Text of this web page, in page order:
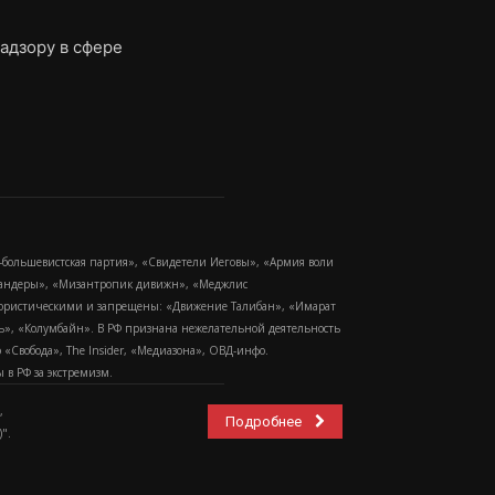
в сфере
партия», «Свидетели Иеговы», «Армия воли
«Мизантропик дивижн», «Меджлис
и запрещены: «Движение Талибан», «Имарат
«Колумбайн». В РФ признана нежелательной деятельность
The Insider, «Медиазона», ОВД-инфо.
РФ за экстремизм.
Подробнее